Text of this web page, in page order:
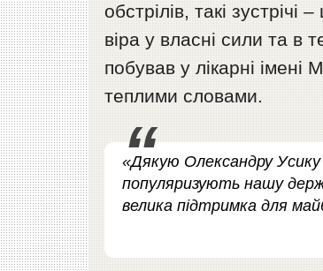
обстрілів, такі зустрічі
віра у власні сили та в
побував у лікарні імені
теплими словами.
«Дякую Олександру
популяризують нашу
велика підтримка для